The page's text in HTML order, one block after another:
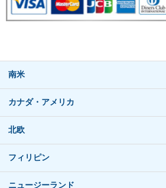
南米
カナダ・アメリカ
北欧
フィリピン
ニュージーランド